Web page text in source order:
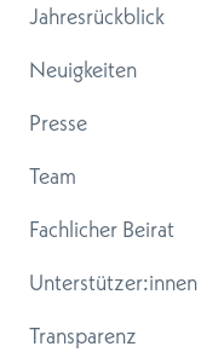
Jahresrückblick
Neuigkeiten
Presse
Team
Fachlicher Beirat
Unterstützer:innen
Transparenz